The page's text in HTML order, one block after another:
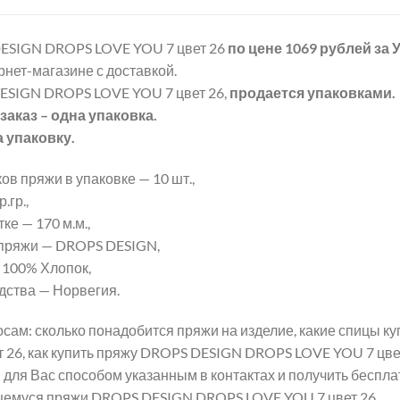
DROPS LOVE YOU 7 цвет 26 по цене 1069 рублей за
магазине с доставкой.
DROPS LOVE YOU 7 цвет 26, продается упаковками.
– одна упаковка.
упаковку.
пряжи в упаковке — 10 шт.,
— 170 м.м.,
— DROPS DESIGN,
Хлопок,
— Норвегия.
сколько понадобится пряжи на изделие, какие спицы
26, как купить пряжу DROPS DESIGN DROPS LOVE YOU 7
Вас способом указанным в контактах и получить